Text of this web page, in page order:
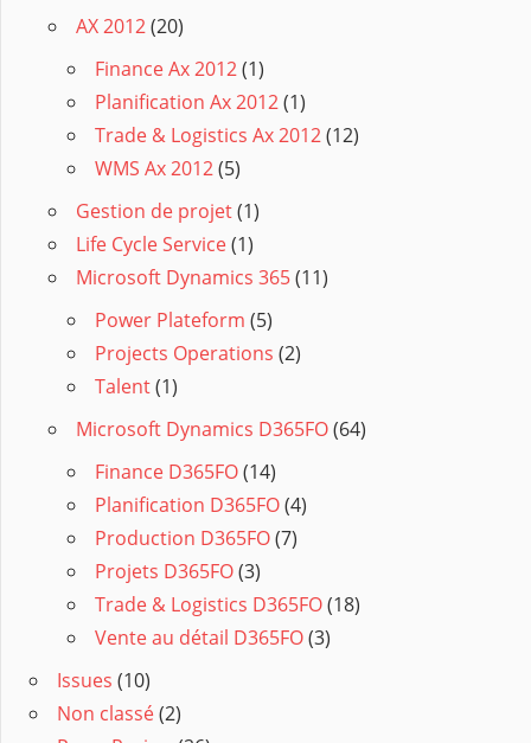
AX 2012(20)
Finance Ax 2012(1)
Planification Ax 2012(1)
Trade & Logistics Ax 2012(12)
WMS Ax 2012(5)
Gestion de projet(1)
Life Cycle Service(1)
Microsoft Dynamics 365(11)
Power Plateform (5)
Projects Operations (2)
Talent(1)
Microsoft Dynamics D365FO(64)
Finance D365FO(14)
Planification D365FO(4)
Production D365FO(7)
Projets D365FO(3)
Trade & Logistics D365FO(18)
Vente au détail D365FO(3)
Issues (10)
Non classé(2)